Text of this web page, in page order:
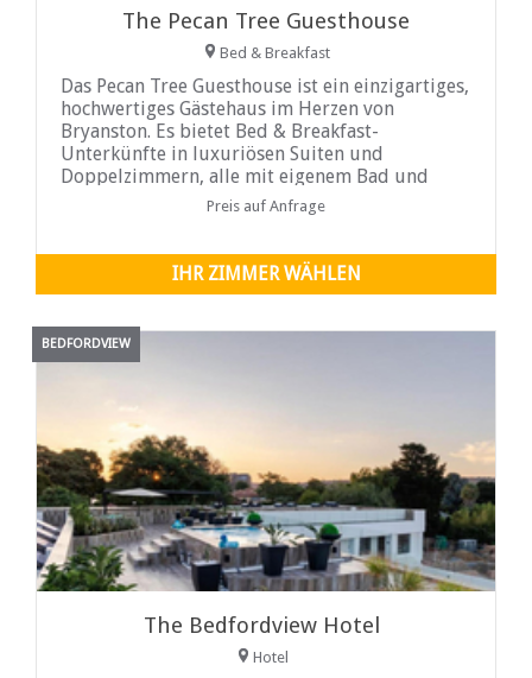
The Pecan Tree Guesthouse
Bed & Breakfast
Das Pecan Tree Guesthouse ist ein einzigartiges,
hochwertiges Gästehaus im Herzen von
Bryanston. Es bietet Bed & Breakfast-
Unterkünfte in luxuriösen Suiten und
Doppelzimmern, alle mit eigenem Bad und
Preis auf Anfrage
IHR ZIMMER WÄHLEN
BEDFORDVIEW
The Bedfordview Hotel
Hotel